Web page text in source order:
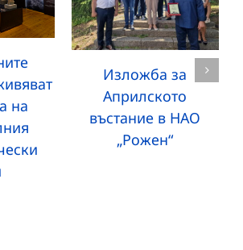
на
Изложба за
Априлското
въстание в НАО
„Рожен“